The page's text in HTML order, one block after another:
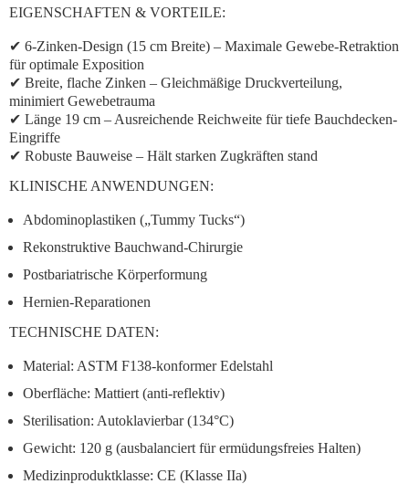
EIGENSCHAFTEN & VORTEILE:
✔ 6-Zinken-Design (15 cm Breite) – Maximale Gewebe-Retraktion
für optimale Exposition
✔ Breite, flache Zinken – Gleichmäßige Druckverteilung,
minimiert Gewebetrauma
✔ Länge 19 cm – Ausreichende Reichweite für tiefe Bauchdecken-
Eingriffe
✔ Robuste Bauweise – Hält starken Zugkräften stand
KLINISCHE ANWENDUNGEN:
Abdominoplastiken („Tummy Tucks“)
Rekonstruktive Bauchwand-Chirurgie
Postbariatrische Körperformung
Hernien-Reparationen
TECHNISCHE DATEN:
Material: ASTM F138-konformer Edelstahl
Oberfläche: Mattiert (anti-reflektiv)
Sterilisation: Autoklavierbar (134°C)
Gewicht: 120 g (ausbalanciert für ermüdungsfreies Halten)
Medizinproduktklasse: CE (Klasse IIa)